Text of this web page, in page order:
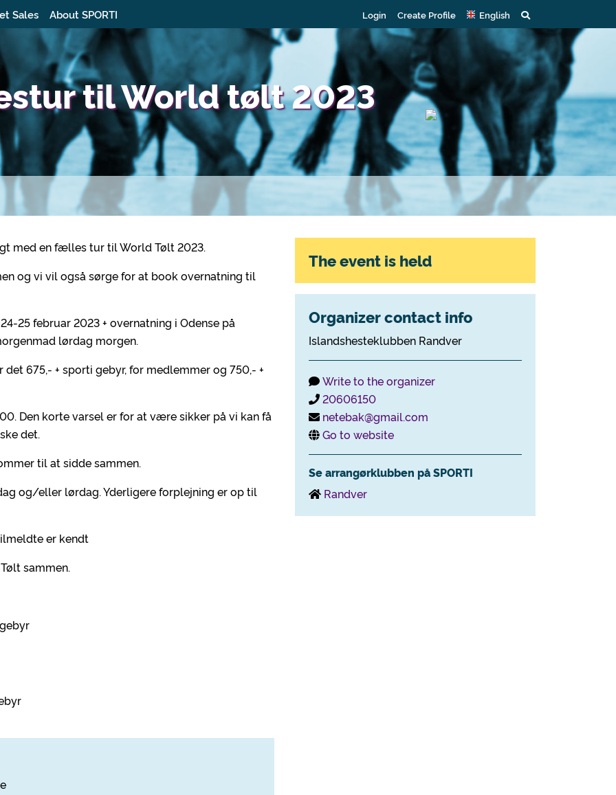
Sales About SPORTI Login Create Profile English
til World tølt 2023
med en fælles tur til World Tølt 2023.
og vi vil også sørge for at book overnatning til
25 februar 2023 + overnatning i Odense på
lørdag morgen.
675,- + sporti gebyr, for medlemmer og 750,- +
Den korte varsel er for at være sikker på vi kan få
det.
til at sidde sammen.
og/eller lørdag. Yderligere forplejning er op til
er kendt
sammen.
The event is held
Organizer contact info
Islandshesteklubben Randver
Write to the organizer
20606150
netebak@gmail.com
Go to website
Se arrangørklubben på SPORTI
Randver